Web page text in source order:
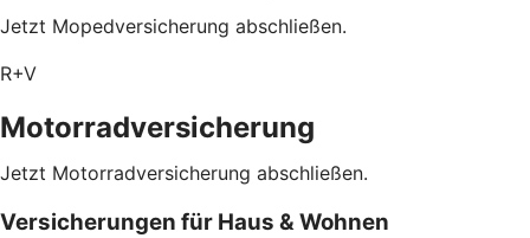
Jetzt Mopedversicherung abschließen.
R+V
Motorradversicherung
Jetzt Motorradversicherung abschließen.
Versicherungen für Haus & Wohnen